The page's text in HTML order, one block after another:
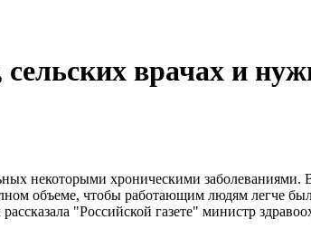
сельских врачах и
некоторыми хроническими
объеме, чтобы работающим людям легче
"Российской газете" министр